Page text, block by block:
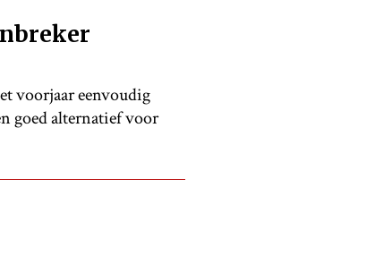
voorjaar eenvoudig
goed alternatief voor